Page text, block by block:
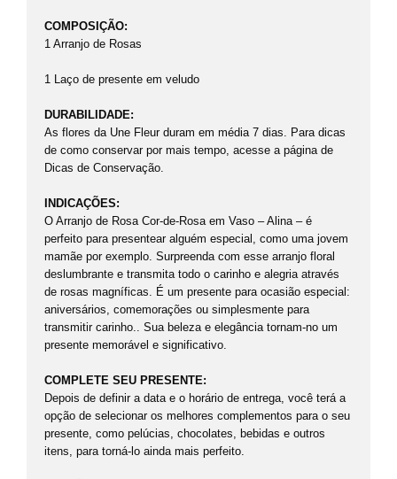
COMPOSIÇÃO:
1 Arranjo de Rosas
1 Laço de presente em veludo
DURABILIDADE:
As flores da Une Fleur duram em média 7 dias. Para dicas
de como conservar por mais tempo, acesse a página de
Dicas de Conservação.
INDICAÇÕES:
O Arranjo de Rosa Cor-de-Rosa em Vaso – Alina – é
perfeito para presentear alguém especial, como uma jovem
mamãe por exemplo. Surpreenda com esse arranjo floral
deslumbrante e transmita todo o carinho e alegria através
de rosas magníficas. É um presente para ocasião especial:
aniversários, comemorações ou simplesmente para
transmitir carinho.. Sua beleza e elegância tornam-no um
presente memorável e significativo.
COMPLETE SEU PRESENTE:
Depois de definir a data e o horário de entrega, você terá a
opção de selecionar os melhores complementos para o seu
presente, como pelúcias, chocolates, bebidas e outros
itens, para torná-lo ainda mais perfeito.